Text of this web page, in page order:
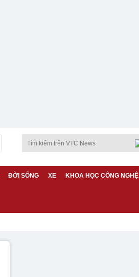
ĐỜI SỐNG XE KHOA HỌC CÔNG NGHỆ